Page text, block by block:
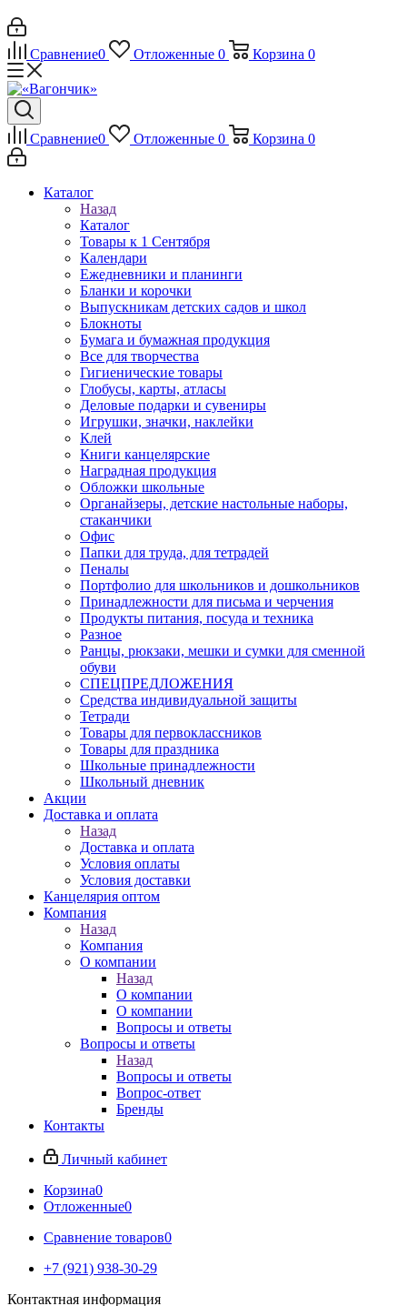
Сравнение0 Отложенные 0 Корзина 0
Сравнение0 Отложенные 0 Корзина 0
Каталог
Назад
Каталог
Товары к 1 Сентября
Календари
Ежедневники и планинги
Бланки и корочки
Выпускникам детских садов и школ
Блокноты
Бумага и бумажная продукция
Все для творчества
Гигиенические товары
Глобусы, карты, атласы
Деловые подарки и сувениры
Игрушки, значки, наклейки
Клей
Книги канцелярские
Наградная продукция
Обложки школьные
Органайзеры, детские настольные наборы,
стаканчики
Офис
Папки для труда, для тетрадей
Пеналы
Портфолио для школьников и дошкольников
Принадлежности для письма и черчения
Продукты питания, посуда и техника
Разное
Ранцы, рюкзаки, мешки и сумки для сменной
обуви
СПЕЦПРЕДЛОЖЕНИЯ
Средства индивидуальной защиты
Тетради
Товары для первоклассников
Товары для праздника
Школьные принадлежности
Школьный дневник
Акции
Доставка и оплата
Назад
Доставка и оплата
Условия оплаты
Условия доставки
Канцелярия оптом
Компания
Назад
Компания
О компании
Назад
О компании
О компании
Вопросы и ответы
Вопросы и ответы
Назад
Вопросы и ответы
Вопрос-ответ
Бренды
Контакты
Личный кабинет
Корзина0
Отложенные0
Сравнение товаров0
+7 (921) 938-30-29
Контактная информация